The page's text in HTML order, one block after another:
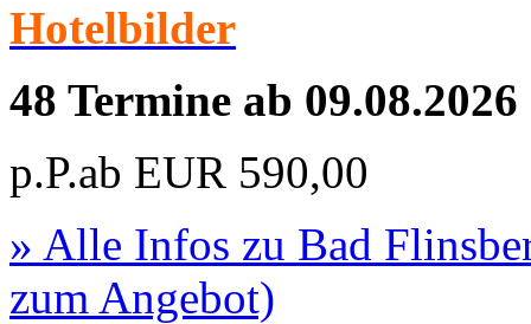
Hotelbilder
48 Termine ab 09.08.2026
p.P.ab EUR 590,00
» Alle Infos zu Bad
zum Angebot)